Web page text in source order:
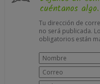
cuéntanos algo.
Tu dirección de
no será publicada.
obligatorios están